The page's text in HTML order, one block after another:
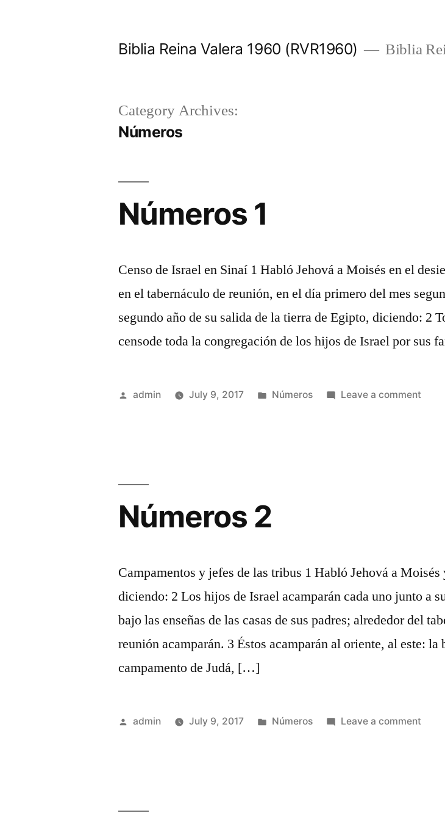
Biblia Reina Valera 1960 (RVR1960) Biblia
Category Archives:
Números
Números 1
Censo de Israel en Sinaí 1 Habló Jehová a Moisés en el
en el tabernáculo de reunión, en el día primero del mes
segundo año de su salida de la tierra de Egipto, diciendo: 2
censode toda la congregación de los hijos de Israel por sus
Posted
admin July 9, 2017
Posted
Números Leave a commenton
Números 2
Campamentos y jefes de las tribus 1 Habló Jehová a Moisés
diciendo: 2 Los hijos de Israel acamparán cada uno junto a
bajo las enseñas de las casas de sus padres; alrededor del
reunión acamparán. 3 Éstos acamparán al oriente, al este: la
campamento de Judá, […]
Posted
admin July 9, 2017
Posted
Números Leave a commenton